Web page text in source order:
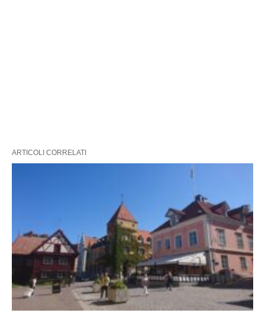
ARTICOLI CORRELATI